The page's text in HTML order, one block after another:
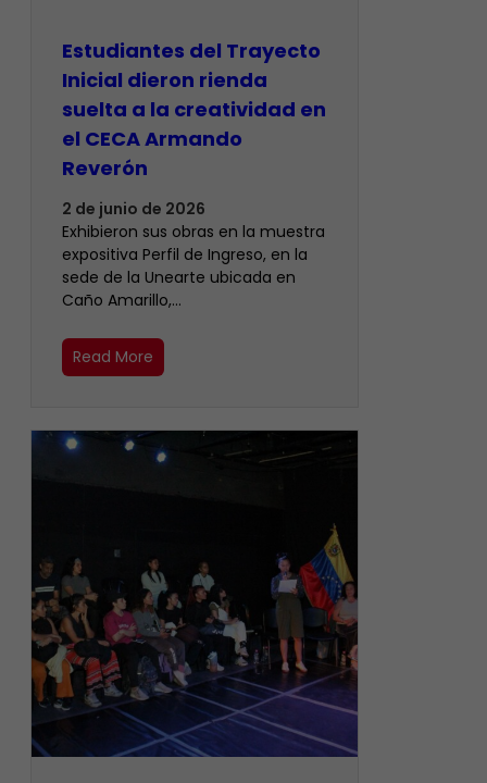
Estudiantes del Trayecto
Inicial dieron rienda
suelta a la creatividad en
el CECA Armando
Reverón
2 de junio de 2026
Exhibieron sus obras en la muestra
expositiva Perfil de Ingreso, en la
sede de la Unearte ubicada en
Caño Amarillo,…
Read More